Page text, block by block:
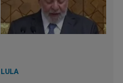
LULA